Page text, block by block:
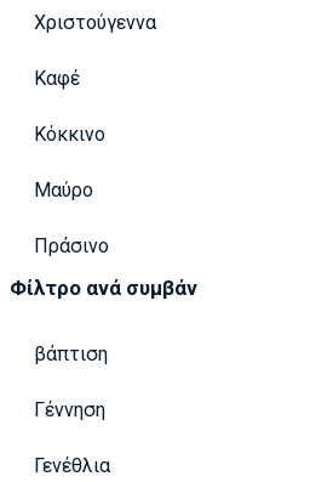
Χριστούγεννα
Καφέ
Κόκκινο
Μαύρο
Πράσινο
Φίλτρο ανά συμβάν
βάπτιση
Γέννηση
Γενέθλια